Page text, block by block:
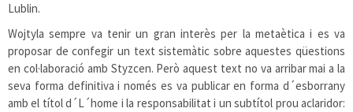
Lublin.
Wojtyla sempre va tenir un gran interès per la metaètica i es va
proposar de confegir un text sistemàtic sobre aquestes qüestions
en col·laboració amb Styzcen. Però aquest text no va arribar mai a la
seva forma definitiva i només es va publicar en forma d´esborrany
amb el títol d´L´home i la responsabilitat i un subtítol prou aclaridor: